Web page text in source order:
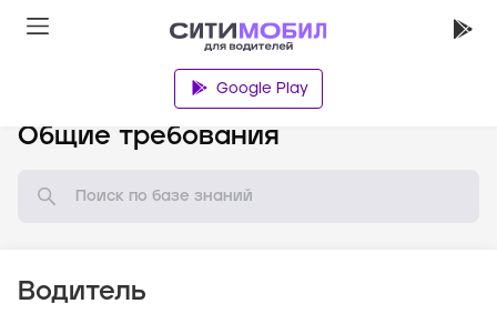
Google Play
Общие требования
Водитель